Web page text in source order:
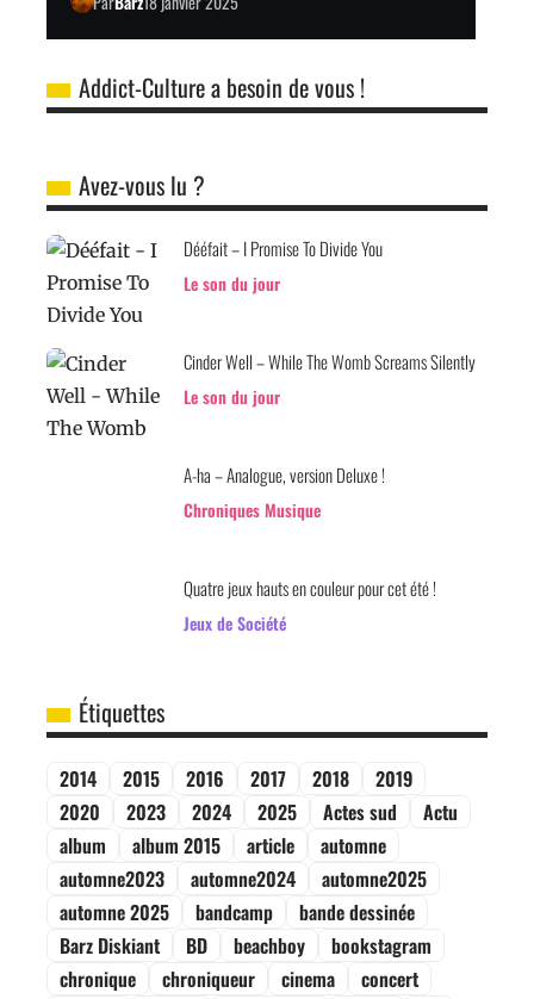
Addict-Culture a besoin de vous !
Avez-vous lu ?
Dééfait – I Promise To Divide You
Le son du jour
Cinder Well – While The Womb Screams Silently
Le son du jour
A-ha – Analogue, version Deluxe !
Chroniques Musique
Quatre jeux hauts en couleur pour cet été !
Jeux de Société
Étiquettes
2014 2015 2016 2017 2018
2019
2020
2023 2024 2025 Actes sud
Actu
album
album 2015 article
automne
automne2023
automne2024
automne2025
automne 2025
bandcamp
bande dessinée
Barz Diskiant
BD beachboy
bookstagram
chronique
chroniqueur cinema
concert